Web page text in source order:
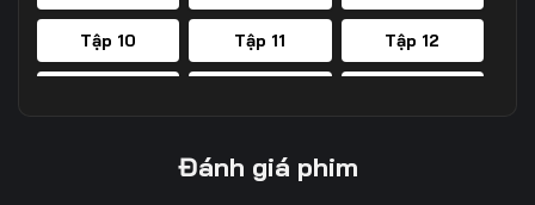
Tập 10 Tập 11 Tập 12
Đánh giá phim